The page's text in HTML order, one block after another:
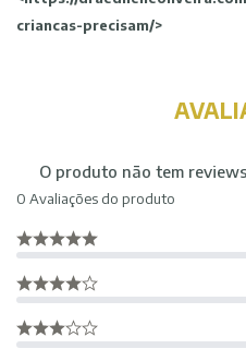
criancas-precisam/>
O produto não tem
0 Avaliações do produto